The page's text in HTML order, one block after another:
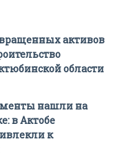
активов
области
нашли на
в Актобе
к